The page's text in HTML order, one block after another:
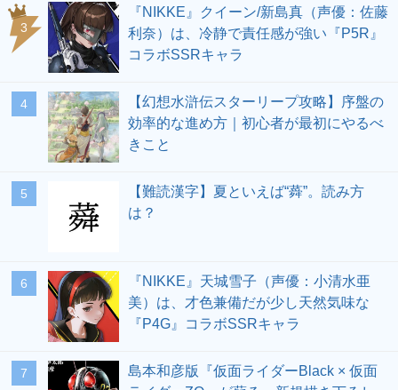
3
『NIKKE』クイーン/新島真（声優：佐藤
利奈）は、冷静で責任感が強い『P5R』
コラボSSRキャラ
4
【幻想水滸伝スターリープ攻略】序盤の
効率的な進め方｜初心者が最初にやるべ
きこと
5
【難読漢字】夏といえば“蕣”。読み方
は？
6
『NIKKE』天城雪子（声優：小清水亜
美）は、才色兼備だが少し天然気味な
『P4G』コラボSSRキャラ
7
島本和彦版『仮面ライダーBlack × 仮面